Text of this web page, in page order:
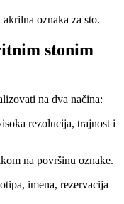
oznaka za sto.
stonim
na dva načina:
rezolucija, trajnost i
na površinu oznake.
imena, rezervacija